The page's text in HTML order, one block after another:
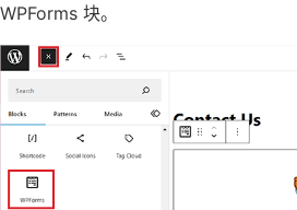
WPForms 块。